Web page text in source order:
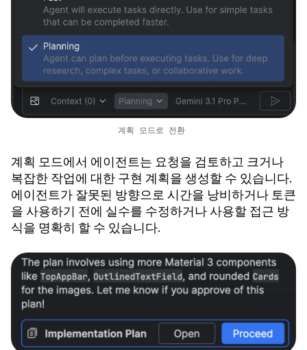
계획 모드로 전환
계획 모드에서 에이전트는 요청을 검토하고 크거나
복잡한 작업에 대한 구현 계획을 생성할 수 있습니다.
에이전트가 잘못된 방향으로 시간을 낭비하거나 토큰
을 사용하기 전에 실수를 수정하거나 사용할 접근 방
식을 명확히 할 수 있습니다.